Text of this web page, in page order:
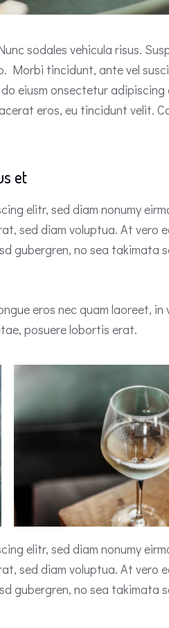
sodales vehicula risus.
Morbi tincidunt, ante vel
eiusm onsectetur adipiscing
eros, eu tincidunt velit.
et
elitr, sed diam nonumy
sed diam voluptua. At vero
gubergren, no sea takimata
eros nec quam laoreet, in
posuere lobortis erat.
elitr, sed diam nonumy
sed diam voluptua. At vero
gubergren, no sea takimata